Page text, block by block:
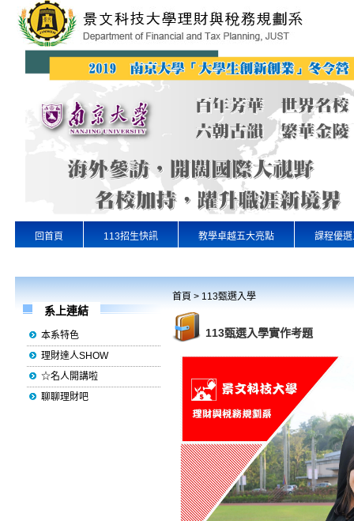
回首頁 113招生快訊 教學卓越五大亮點 課程優
系上連結
本系特色
理財達人SHOW
☆名人開講啦
聊聊理財吧
首頁 > 113甄選入學
113甄選入學實作考題